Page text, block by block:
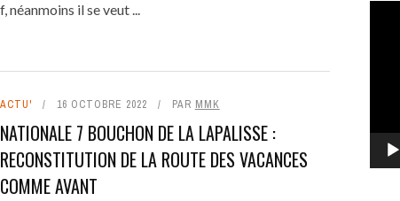
néanmoins il se veut ...
ACTU' 16 OCTOBRE 2022 PAR MMK
NATIONALE 7 BOUCHON DE LA LAPALISSE :
RECONSTITUTION DE LA ROUTE DES VACANCES
COMME AVANT